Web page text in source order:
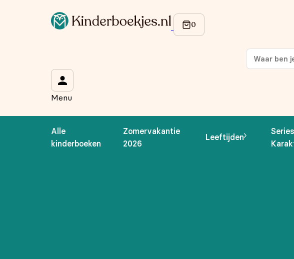
Menu
Alle
kinderboeken
Zomervakantie
2026
Leeftijden